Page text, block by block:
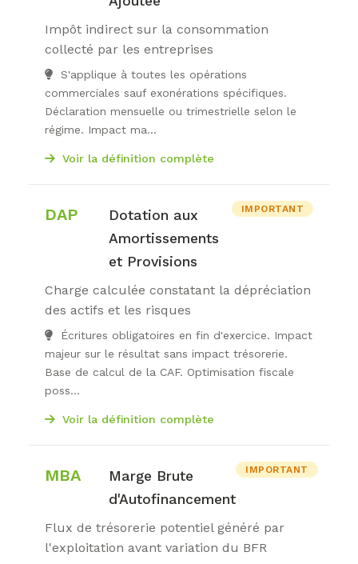
Impôt indirect sur la consommation
collecté par les entreprises
S'applique à toutes les opérations
commerciales sauf exonérations spécifiques.
Déclaration mensuelle ou trimestrielle selon le
régime. Impact ma...
Voir la définition complète
DAP
Dotation aux
Amortissements
et Provisions
IMPORTANT
Charge calculée constatant la dépréciation
des actifs et les risques
Écritures obligatoires en fin d'exercice. Impact
majeur sur le résultat sans impact trésorerie.
Base de calcul de la CAF. Optimisation fiscale
poss...
Voir la définition complète
MBA
Marge Brute
d'Autofinancement
IMPORTANT
Flux de trésorerie potentiel généré par
l'exploitation avant variation du BFR